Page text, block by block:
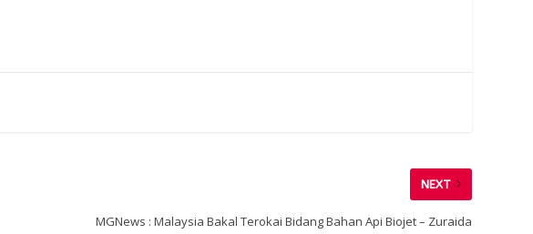
NEXT
MGNews : Malaysia Bakal Terokai Bidang Bahan Api Biojet – Zuraida